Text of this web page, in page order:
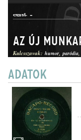
SZERZŐ: -
MŰFAJ: HUMOROS JELENET
Az új
Kulcsszavak: humor paródia